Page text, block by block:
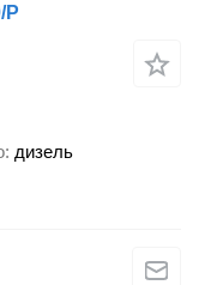
P
дизель